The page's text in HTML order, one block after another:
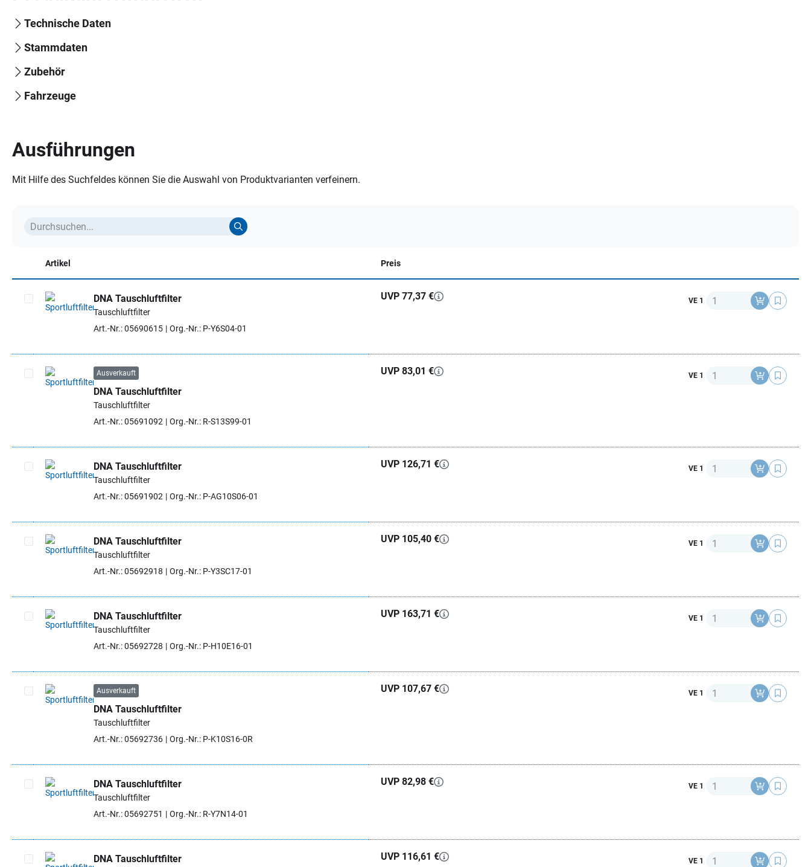
Technische Daten
Stammdaten
Zubehör
Fahrzeuge
Ausführungen
Mit Hilfe des Suchfeldes können Sie die Auswahl von Produktvarianten verfeinern.
Artikel Preis
Artikel auswählen
DNA Tauschluftfilter
Tauschluftfilter
Art.-Nr.: 05690615
Org.-Nr.: P-Y6S04-01
UVP 77,37 € VE 1 Anzahl
Artikel auswählen
Ausverkauft
DNA Tauschluftfilter
Tauschluftfilter
Art.-Nr.: 05691092
Org.-Nr.: R-S13S99-01
UVP 83,01 € VE 1 Anzahl
Artikel auswählen
DNA Tauschluftfilter
Tauschluftfilter
Art.-Nr.: 05691902
Org.-Nr.: P-AG10S06-01
UVP 126,71 € VE 1 Anzahl
Artikel auswählen
DNA Tauschluftfilter
Tauschluftfilter
Art.-Nr.: 05692918
Org.-Nr.: P-Y3SC17-01
UVP 105,40 € VE 1 Anzahl
Artikel auswählen
DNA Tauschluftfilter
Tauschluftfilter
Art.-Nr.: 05692728
Org.-Nr.: P-H10E16-01
UVP 163,71 € VE 1 Anzahl
Artikel auswählen
Ausverkauft
DNA Tauschluftfilter
Tauschluftfilter
Art.-Nr.: 05692736
Org.-Nr.: P-K10S16-0R
UVP 107,67 € VE 1 Anzahl
Artikel auswählen
DNA Tauschluftfilter
Tauschluftfilter
Art.-Nr.: 05692751
Org.-Nr.: R-Y7N14-01
UVP 82,98 € VE 1 Anzahl
DNA Tauschluftfilter UVP 116,61 € VE 1 Anzahl